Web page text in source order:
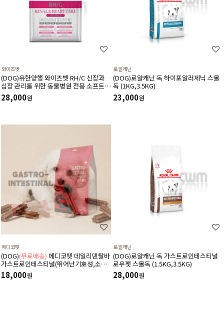
와이즈벳
(DOG)유한양행 와이즈벳 RH/C 신장과
심장 관리를 위한 동물병원 전용 소프트
사료(1.2kg) 저단백 저인 저나트륨 3저설
계 심장건강에 도움을 주는 기능성 성분
28,000원
로얄캐닌
(DOG)로얄캐닌 독 하이포알러제닉 스몰
독 (1KG,3.5KG)
23,000원
메디코펫
(DOG)(무료배송) 메디코펫 데일리덴탈바
가스트로인테스티널(뛰어난기호성,소화
기,췌장염,설사,구토,만성질환도움)
224g(14P)
18,000원
로얄캐닌
(DOG)로얄캐닌 독 가스트로인테스티널
로우팻 스몰독 (1.5KG,3.5KG)
28,000원